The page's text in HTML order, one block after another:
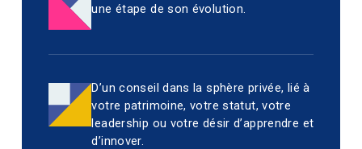
une étape de son évolution.
D’un conseil dans la sphère privée, lié à
votre patrimoine, votre statut, votre
leadership ou votre désir d’apprendre et
d’innover.